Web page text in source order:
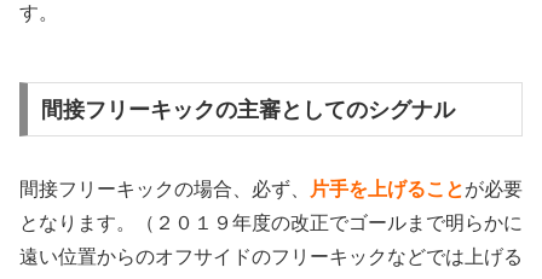
す。
間接フリーキックの主審としてのシグナル
間接フリーキックの場合、必ず、 片手を上げることが必要
となります。（２０１９年度の改正でゴールまで明らかに
遠い位置からのオフサイドのフリーキックなどでは上げる